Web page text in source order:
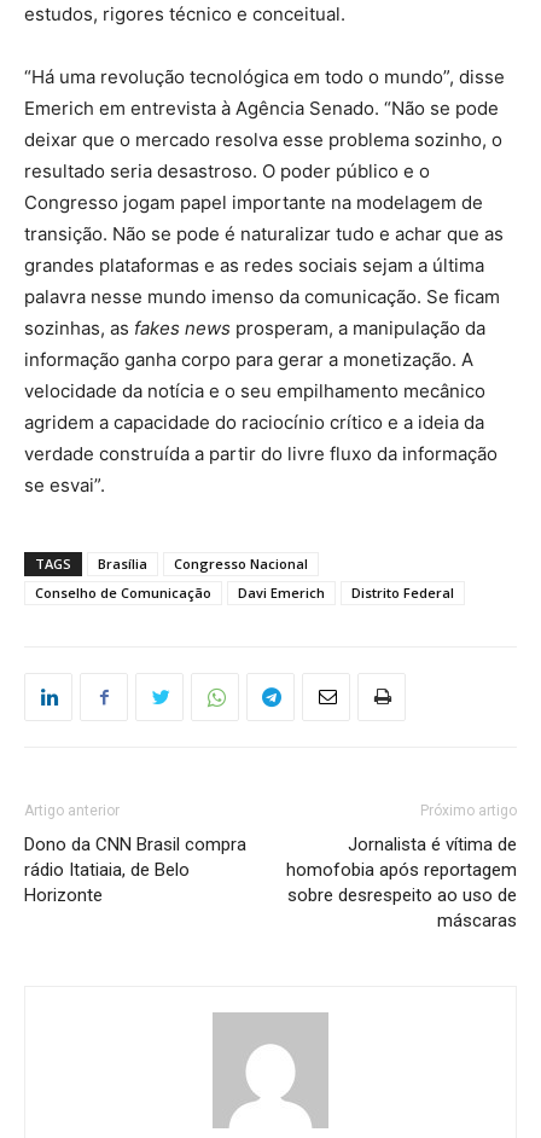
estudos, rigores técnico e conceitual.
“Há uma revolução tecnológica em todo o mundo”, disse
Emerich em entrevista à Agência Senado. “Não se pode
deixar que o mercado resolva esse problema sozinho, o
resultado seria desastroso. O poder público e o
Congresso jogam papel importante na modelagem de
transição. Não se pode é naturalizar tudo e achar que as
grandes plataformas e as redes sociais sejam a última
palavra nesse mundo imenso da comunicação. Se ficam
sozinhas, as fakes news prosperam, a manipulação da
informação ganha corpo para gerar a monetização. A
velocidade da notícia e o seu empilhamento mecânico
agridem a capacidade do raciocínio crítico e a ideia da
verdade construída a partir do livre fluxo da informação
se esvai”.
TAGS Brasília
Congresso Nacional
Conselho de Comunicação
Davi Emerich Distrito Federal
Artigo anterior
Dono da CNN Brasil compra
rádio Itatiaia, de Belo
Horizonte
Próximo artigo
Jornalista é vítima de
homofobia após reportagem
sobre desrespeito ao uso de
máscaras